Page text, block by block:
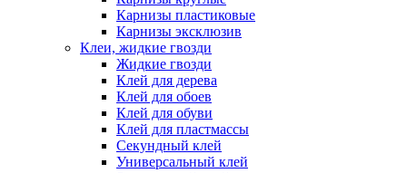
Карнизы пластиковые
Карнизы эксклюзив
Клеи, жидкие гвозди
Жидкие гвозди
Клей для дерева
Клей для обоев
Клей для обуви
Клей для пластмассы
Секундный клей
Универсальный клей